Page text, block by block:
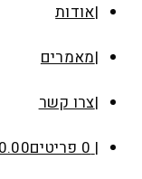
אודות
מאמרים
צרו קשר
0 פריטים